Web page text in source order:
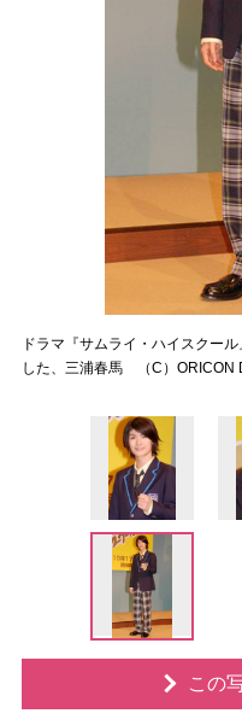
ドラマ『サムライ・ハイスクー
した、三浦春馬 （C）ORICON
この